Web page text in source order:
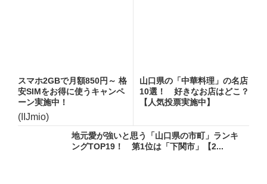
スマホ2GBで月額850円～ 格
安SIMをお得に使うキャンペ
ーン実施中！
(IIJmio)
山口県の「中華料理」の名店
10選！ 好きなお店はどこ？
【人気投票実施中】
地元愛が強いと思う「山口県の市町」ランキ
ングTOP19！ 第1位は「下関市」【2...